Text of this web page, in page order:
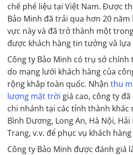
chế phế liệu tại Việt Nam. Được
Bảo Minh đã trải qua hơn 20
vực này và đã trở thành một
được khách hàng tin tưởng và lựa
Công ty Bảo Minh có trụ sở chính
do mạng lưới khách hàng của
rộng khắp toàn quốc. Nhận thu
lượng mặt trời giá cao, công ty
chi nhánh tại các tỉnh thành
Bình Dương, Long An, Hà Nội,
Trang, v.v. để phục vụ khách
Công ty Bảo Minh được đánh giá